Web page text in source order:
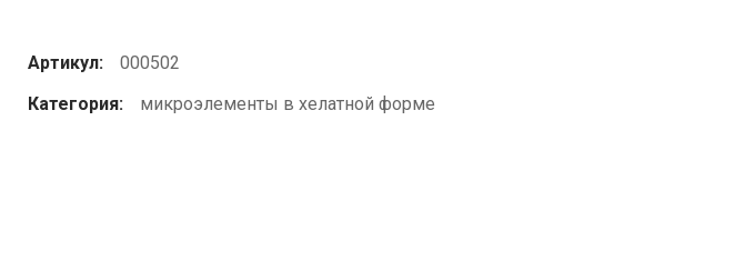
(гранулированный)
Артикул:
000502
Категория:
микроэлементы в хелатной форме